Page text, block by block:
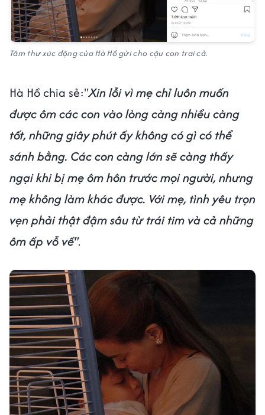
Tâm thư xúc động của Hà Hồ gửi cho cậu con trai cả.
Hà Hồ chia sẻ:"Xin lỗi vì mẹ chỉ luôn muốn
được ôm các con vào lòng càng nhiều càng
tốt, những giây phút ấy không có gì có thể
sánh bằng. Các con càng lớn sẽ càng thấy
ngại khi bị mẹ ôm hôn trước mọi người, nhưng
mẹ không làm khác được. Với mẹ, tình yêu trọn
vẹn phải thật đậm sâu từ trái tim và cả những
ôm ấp vỗ về".